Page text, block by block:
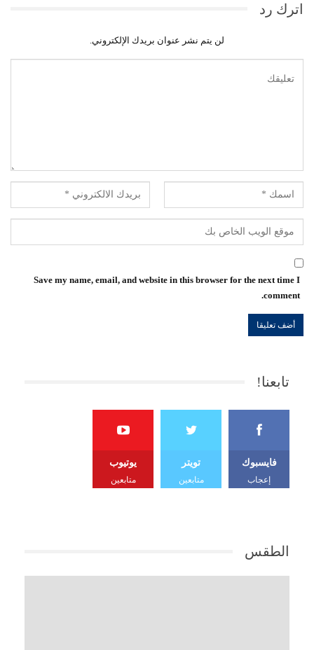
اترك رد
لن يتم نشر عنوان بريدك الإلكتروني.
Save my name, email, and website in this browser for the next time I
comment.
تابعنا!
فايسبوك
إعجاب
تويتر
متابعين
يوتيوب
متابعين
الطقس